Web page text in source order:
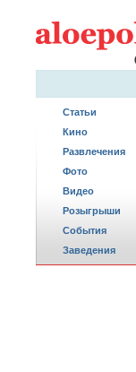
Статьи
Кино
Развлечения
Фото
Видео
Розыгрыши
События
Заведения